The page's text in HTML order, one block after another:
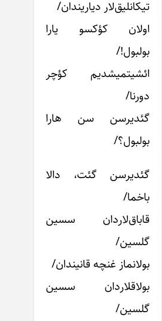
دیاریندان/
کؤکسو یارا
کؤچر
سن هارا
گئت، دالا
سسین
غنچه قانیندان/
سسین